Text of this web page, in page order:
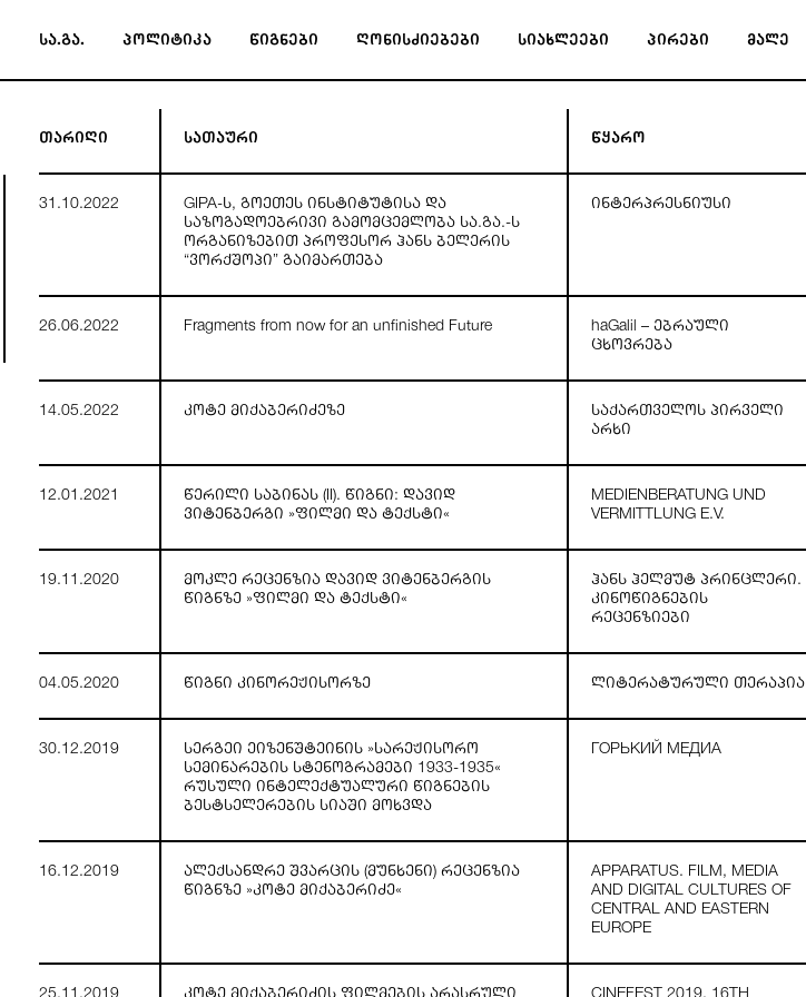
სა.გა. პოლიტიკა წიგნები ღონისძიებები სიახლეები პირები მალე
თარიღი სათაური წყარო
31.10.2022
GIPA-ს, გოეთეს ინსტიტუტისა და
საზოგადოებრივი გამომცემლობა სა.გა.-ს
ორგანიზებით პროფესორ ჰანს ბელერის
“ვორქშოპი” გაიმართება
ინტერპრესნიუსი
26.06.2022 Fragments from now for an unfinished Future
haGalil – ებრაული
ცხოვრება
14.05.2022 კოტე მიქაბერიძეზე
საქართველოს პირველი
არხი
12.01.2021
წერილი საბინას (II). წიგნი: დავიდ
ვიტენბერგი »ფილმი და ტექსტი«
MEDIENBERATUNG UND
VERMITTLUNG E.V.
19.11.2020
მოკლე რეცენზია დავიდ ვიტენბერგის
წიგნზე »ფილმი და ტექსტი«
ჰანს ჰელმუტ პრინცლერი.
კინოწიგნების
რეცენზიები
04.05.2020 წიგნი კინორეჟისორზე ლიტერატურული თერაპია
30.12.2019
სერგეი ეიზენშტეინის »სარეჟისორო
სემინარების სტენოგრამები 1933-1935«
რუსული ინტელექტუალური წიგნების
ბესტსელერების სიაში მოხვდა
ГОРЬКИЙ МЕДИА
16.12.2019
ალექსანდრე შვარცის (მუნხენი) რეცენზია
წიგნზე »კოტე მიქაბერიძე«
APPARATUS. FILM, MEDIA
AND DIGITAL CULTURES OF
CENTRAL AND EASTERN
EUROPE